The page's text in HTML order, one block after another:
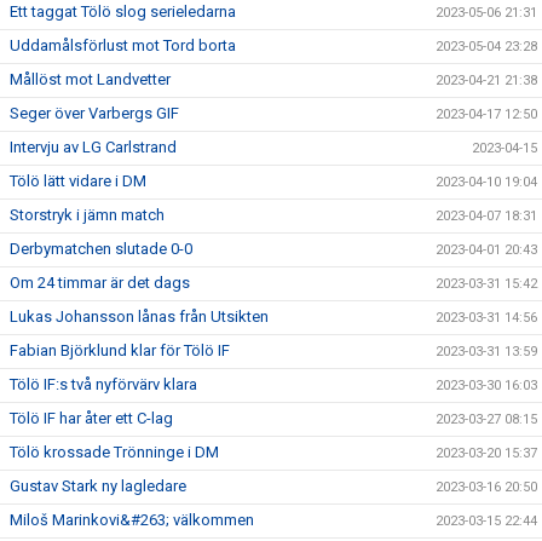
Ett taggat Tölö slog serieledarna 2023-05-06 21:31
Uddamålsförlust mot Tord borta 2023-05-04 23:28
Mållöst mot Landvetter 2023-04-21 21:38
Seger över Varbergs GIF 2023-04-17 12:50
Intervju av LG Carlstrand 2023-04-15
Tölö lätt vidare i DM 2023-04-10 19:04
Storstryk i jämn match 2023-04-07 18:31
Derbymatchen slutade 0-0 2023-04-01 20:43
Om 24 timmar är det dags 2023-03-31 15:42
Lukas Johansson lånas från Utsikten 2023-03-31 14:56
Fabian Björklund klar för Tölö IF 2023-03-31 13:59
Tölö IF:s två nyförvärv klara 2023-03-30 16:03
Tölö IF har åter ett C-lag 2023-03-27 08:15
Tölö krossade Trönninge i DM 2023-03-20 15:37
Gustav Stark ny lagledare 2023-03-16 20:50
Miloš Marinkovi&#263; välkommen 2023-03-15 22:44